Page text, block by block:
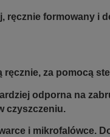
ręcznie formowany i
ręcznie, za pomocą
odporna na
czyszczeniu.
i mikrofalówce.